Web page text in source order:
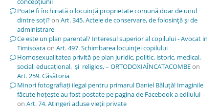
Poate fi închiriată o locuință proprietate comună doar de unul
dintre soți?on Art. 345. Actele de conservare, de folosinţă şi de
administrare
Ce este un plan parental? Interesul superior al copilului - Avocat in
Timisoaraon Art. 497. Schimbarea locuinţei copilului
Homosexualitatea privită pe plan juridic, politic, istoric, medical,
social, educațional, și religios, – ORTODOXIAÎNCATACOMBEon
Art. 259. Căsătoria
Minori fotografiați ilegal pentru primarul Daniel Băluță! Imaginile
făcute hoțește au fost postate pe pagina de Facebook a edilului –
on Art. 74. Atingeri aduse vieţii private